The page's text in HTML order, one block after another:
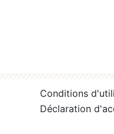
Conditions
Déclaration